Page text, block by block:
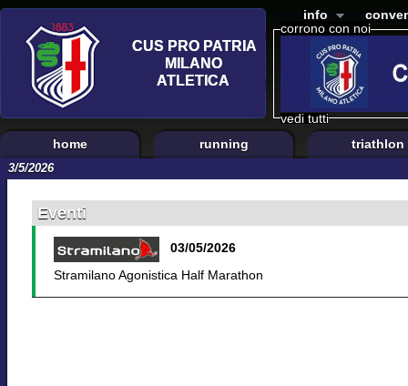
corrono con noi
vedi tutti
info
home running triathlon
3/5/2026
Eventi
03/05/2026
Stramilano Agonistica Half Marathon